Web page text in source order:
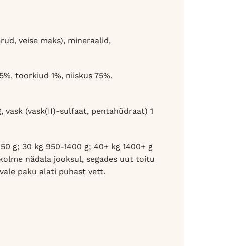
veise maks), mineraalid,
toorkiud 1%, niiskus 75%.
vask (vask(II)-sulfaat, pentahüdraat) 1
g; 30 kg 950-1400 g; 40+ kg 1400+ g
nädala jooksul, segades uut toitu
paku alati puhast vett.